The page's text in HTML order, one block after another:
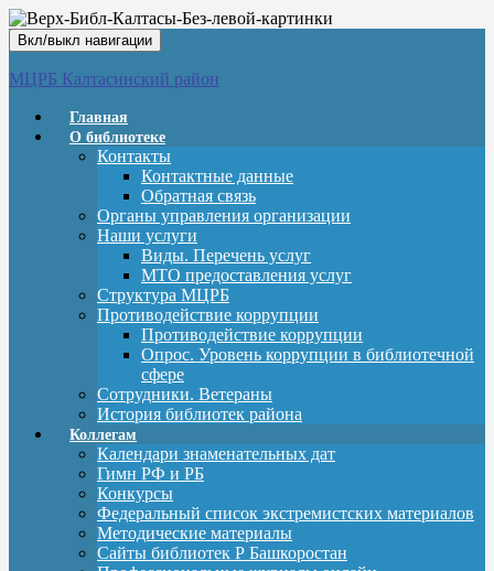
Вкл/выкл навигации
МЦРБ Калтасинский район
Главная
О библиотеке
Контакты
Контактные данные
Обратная связь
Органы управления организации
Наши услуги
Виды. Перечень услуг
МТО предоставления услуг
Структура МЦРБ
Противодействие коррупции
Противодействие коррупции
Опрос. Уровень коррупции в библиотечной
сфере
Сотрудники. Ветераны
История библиотек района
Коллегам
Календари знаменательных дат
Гимн РФ и РБ
Конкурсы
Федеральный список экстремистских материалов
Методические материалы
Сайты библиотек Р Башкоростан